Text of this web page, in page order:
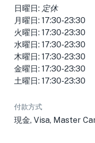
日曜日: 定休
月曜日: 17:30-23:30
火曜日: 17:30-23:30
水曜日: 17:30-23:30
木曜日: 17:30-23:30
金曜日: 17:30-23:30
土曜日: 17:30-23:30
付款方式
現金, Visa, Master